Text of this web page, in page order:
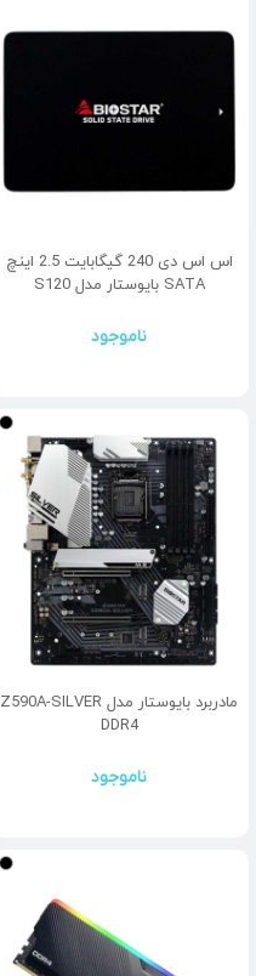
اس اس دی 240 گیگابایت 2.5 اینچ
SATA بایوستار مدل S120
ناموجود
مادربرد بایوستار مدل Z590A-SILVER
DDR4
ناموجود